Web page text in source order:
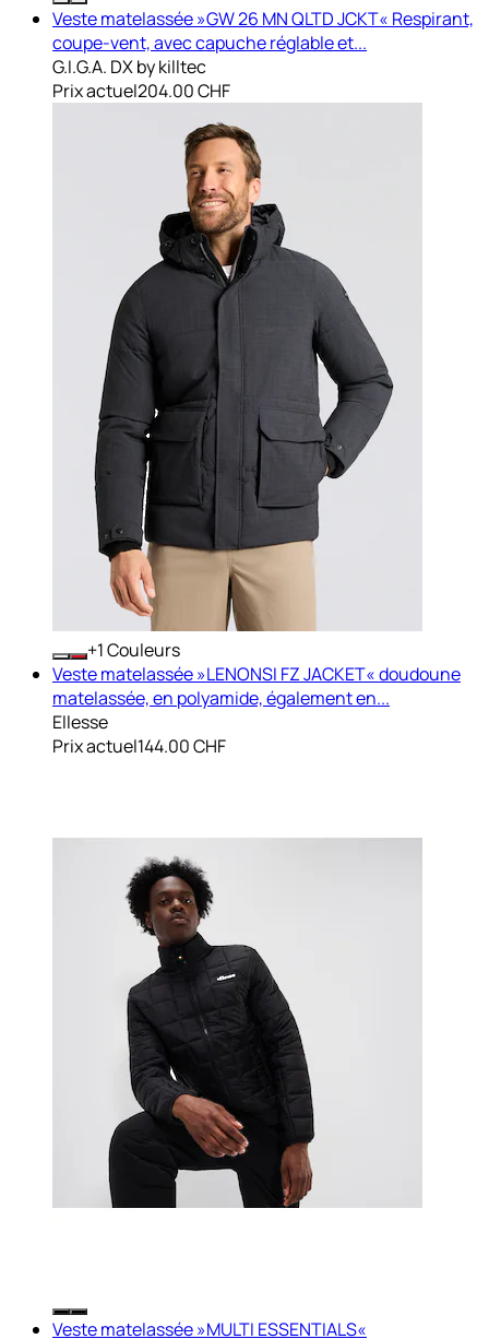
Veste matelassée »GW 26 MN QLTD JCKT« Respirant,
coupe-vent, avec capuche réglable et...
G.I.G.A. DX by killtec
Prix actuel204.00 CHF
+ Couleurs
Veste matelassée »LENONSI FZ JACKET« doudoune
matelassée, en polyamide, également en...
Ellesse
Prix actuel144.00 CHF
Veste matelassée »MULTI ESSENTIALS«